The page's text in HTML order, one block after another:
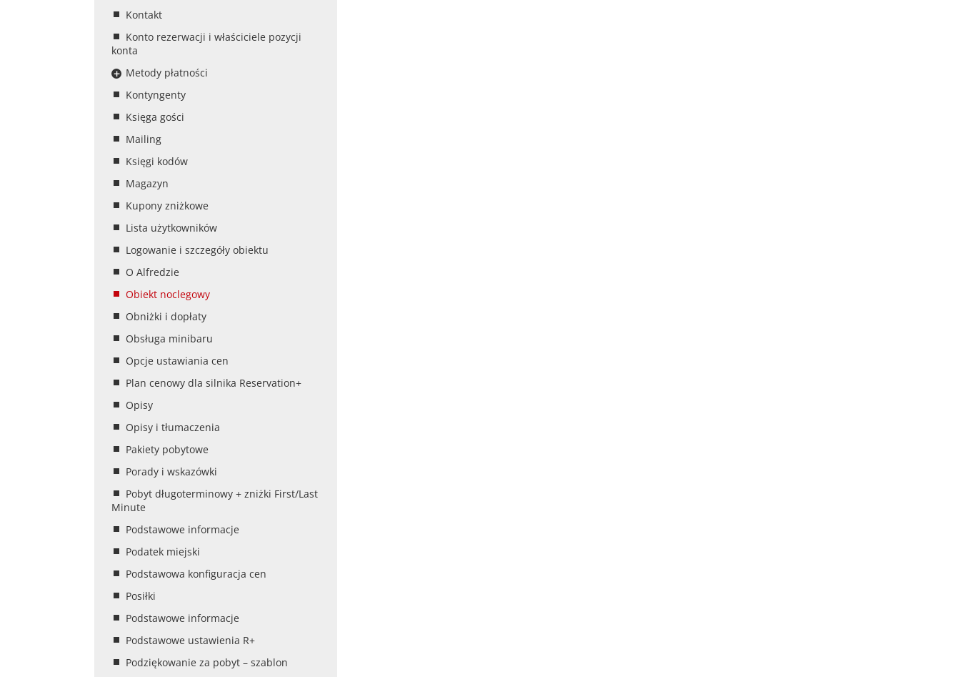
Kontakt
Konto rezerwacji i właściciele pozycji
konta
Metody płatności
Kontyngenty
Księga gości
Mailing
Księgi kodów
Magazyn
Kupony zniżkowe
Lista użytkowników
Logowanie i szczegóły obiektu
O Alfredzie
Obiekt noclegowy
Obniżki i dopłaty
Obsługa minibaru
Opcje ustawiania cen
Plan cenowy dla silnika Reservation+
Opisy
Opisy i tłumaczenia
Pakiety pobytowe
Porady i wskazówki
Pobyt długoterminowy + zniżki First/Last
Minute
Podstawowe informacje
Podatek miejski
Podstawowa konfiguracja cen
Posiłki
Podstawowe informacje
Podstawowe ustawienia R+
Podziękowanie za pobyt – szablon